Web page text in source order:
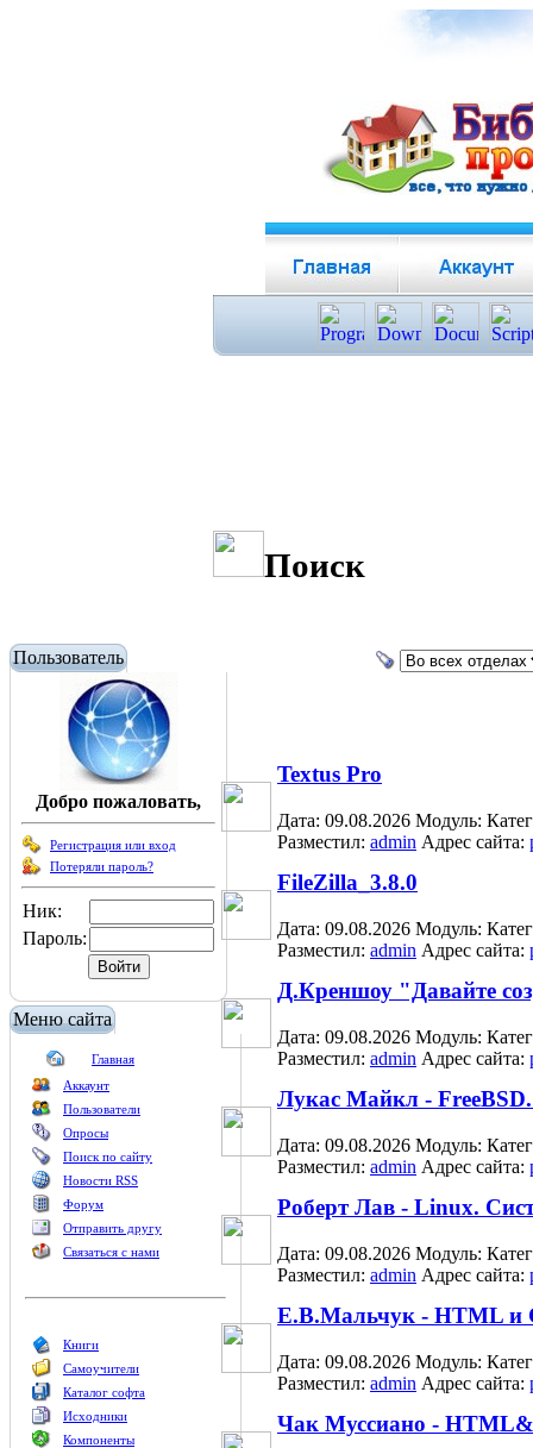
Пользователь
Добро пожаловать,
Регистрация или вход
Потеряли пароль?
Ник:
Пароль:
Меню сайта
Главная
Аккаунт
Пользователи
Опросы
Поиск по сайту
Новости RSS
Форум
Отправить другу
Связаться с нами
Книги
Самоучители
Каталог софта
Исходники
Компоненты
Поиск
Textus Pro
Дата: 09.08.2026 Модуль:
Разместил: admin Адрес сайта:
FileZilla_3.8.0
Дата: 09.08.2026 Модуль:
Разместил: admin Адрес сайта:
Д.Креншоу "Давайте
Дата: 09.08.2026 Модуль:
Разместил: admin Адрес сайта:
Лукас Майкл -
Дата: 09.08.2026 Модуль:
Разместил: admin Адрес сайта:
Роберт Лав - Linux.
Дата: 09.08.2026 Модуль:
Разместил: admin Адрес сайта:
Е.В.Мальчук - HTML и
Дата: 09.08.2026 Модуль:
Разместил: admin Адрес сайта:
Чак Муссиано -